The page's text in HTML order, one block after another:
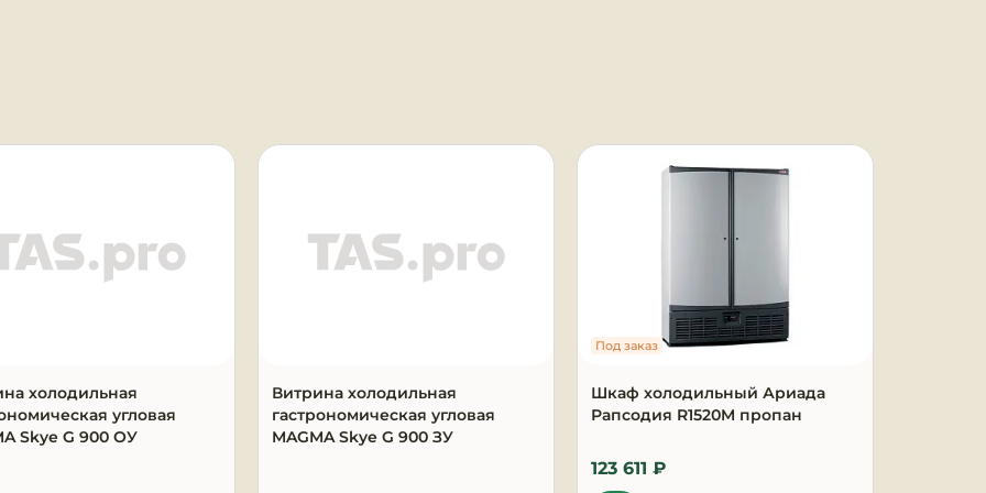
каталогу RAL;
и обычные;
– установка витрин в линию;
холодильная
угловая
Skye G 900 ОУ
Витрина холодильная
гастрономическая угловая
MAGMA Skye G 900 ЗУ
Шкаф холодильный Ариада
Рапсодия R1520M пропан
Под заказ
123 611 ₽